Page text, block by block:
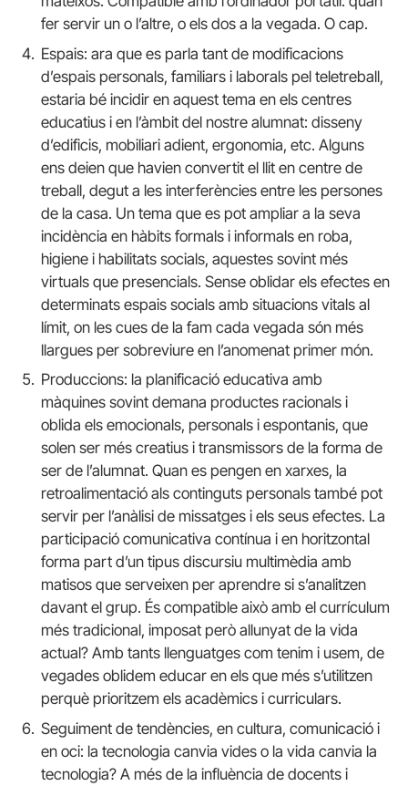
fer servir un o l’altre, o els dos a la vegada. O cap.
Espais: ara que es parla tant de modificacions
d’espais personals, familiars i laborals pel teletreball,
estaria bé incidir en aquest tema en els centres
educatius i en l’àmbit del nostre alumnat: disseny
d’edificis, mobiliari adient, ergonomia, etc. Alguns
ens deien que havien convertit el llit en centre de
treball, degut a les interferències entre les persones
de la casa. Un tema que es pot ampliar a la seva
incidència en hàbits formals i informals en roba,
higiene i habilitats socials, aquestes sovint més
virtuals que presencials. Sense oblidar els efectes en
determinats espais socials amb situacions vitals al
límit, on les cues de la fam cada vegada són més
llargues per sobreviure en l’anomenat primer món.
Produccions: la planificació educativa amb
màquines sovint demana productes racionals i
oblida els emocionals, personals i espontanis, que
solen ser més creatius i transmissors de la forma de
ser de l’alumnat. Quan es pengen en xarxes, la
retroalimentació als continguts personals també pot
servir per l’anàlisi de missatges i els seus efectes. La
participació comunicativa contínua i en horitzontal
forma part d’un tipus discursiu multimèdia amb
matisos que serveixen per aprendre si s’analitzen
davant el grup. És compatible això amb el currículum
més tradicional, imposat però allunyat de la vida
actual? Amb tants llenguatges com tenim i usem, de
vegades oblidem educar en els que més s’utilitzen
perquè prioritzem els acadèmics i curriculars.
Seguiment de tendències, en cultura, comunicació i
en oci: la tecnologia canvia vides o la vida canvia la
tecnologia? A més de la influència de docents i